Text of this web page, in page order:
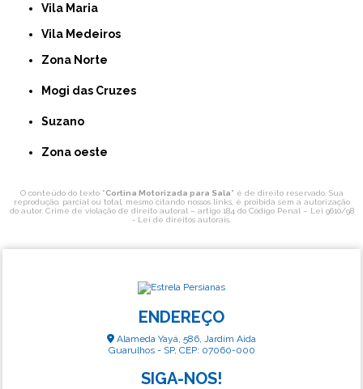
Vila Maria
Vila Medeiros
Zona Norte
Mogi das Cruzes
Suzano
Zona oeste
O conteúdo do texto "Cortina Motorizada para Sala" é de direito reservado. Sua
reprodução, parcial ou total, mesmo citando nossos links, é proibida sem a autorização
do autor. Crime de violação de direito autoral – artigo 184 do Código Penal – Lei 9610/98
- Lei de direitos autorais
ENDEREÇO
Alameda Yayá, 586, Jardim Aida
Guarulhos - SP, CEP: 07060-000
SIGA-NOS!